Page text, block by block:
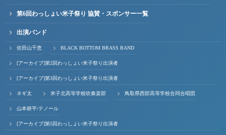
第6回わっしょい米子祭り 協賛・スポンサー一覧
出演バンド
佐田山千恵 BLACK BOTTOM BRASS BAND
[アーカイブ]第2回わっしょい米子祭り出演者
[アーカイブ]第3回わっしょい米子祭り出演者
ネギ太 米子北高等学校吹奏楽部 鳥取県西部高等学校合同合唱団
山本耕平/テノール
[アーカイブ]第5回わっしょい米子祭り出演者